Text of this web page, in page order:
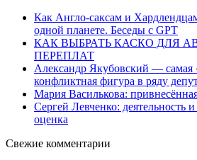
Как Англо-саксам и
одной планете. Беседы с GPT
КАК ВЫБРАТЬ КАСКО ДЛЯ
ПЕРЕПЛАТ
Александр Якубовский — самая
конфликтная фигура в ряду
Мария Василькова:
Сергей Левченко: деятельность
оценка
Свежие комментарии